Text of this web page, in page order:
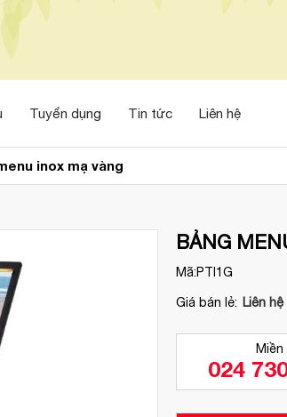
Tuyển dụng Tin tức Liên hệ
inox mạ vàng
BẢNG
Mã:PTI1G
Giá bán lẻ: Liên hệ
024